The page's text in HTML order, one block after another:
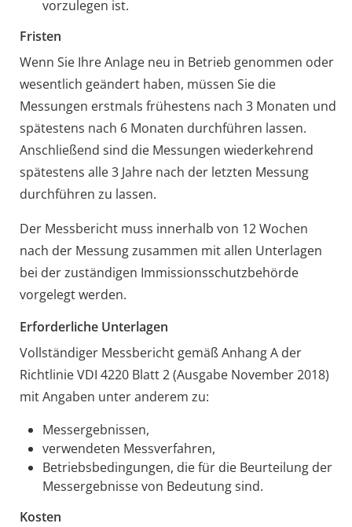
vorzulegen ist.
Fristen
Wenn Sie Ihre Anlage neu in Betrieb genommen oder
wesentlich geändert haben, müssen Sie die
Messungen erstmals frühestens nach 3 Monaten und
spätestens nach 6 Monaten durchführen lassen.
Anschließend sind die Messungen wiederkehrend
spätestens alle 3 Jahre nach der letzten Messung
durchführen zu lassen.
Der Messbericht muss innerhalb von 12 Wochen
nach der Messung zusammen mit allen Unterlagen
bei der zuständigen Immissionsschutzbehörde
vorgelegt werden.
Erforderliche Unterlagen
Vollständiger Messbericht gemäß Anhang A der
Richtlinie VDI 4220 Blatt 2 (Ausgabe November 2018)
mit Angaben unter anderem zu:
Messergebnissen,
verwendeten Messverfahren,
Betriebsbedingungen, die für die Beurteilung der
Messergebnisse von Bedeutung sind.
Kosten